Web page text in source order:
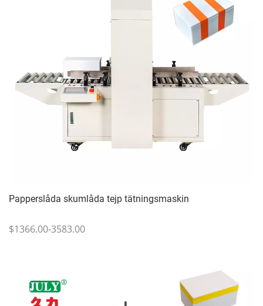
Papperslåda skumlåda tejp tätningsmaskin
$1366.00-3583.00